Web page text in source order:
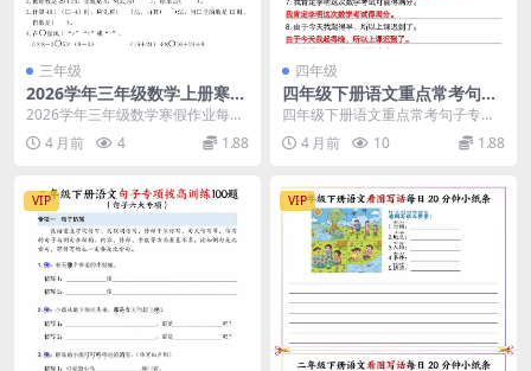
三年级
2026学年三年级数学上册寒假
作业每日一练30天复习预习电
子档（附答案60页）
2026学年三年级数学寒假作业每日
一练：30天复习与预习资料 面对即
将到来的假期...
4 月前 4 1.88
四年级
四年级下册语文重点常考句子
专项练习：同步教材句式变换
与修辞运用强化训练
四年级下册语文重点常考句子专
项：提升语言综合运用能力 在四年
级下册语文的学习中，...
4 月前 10 1.88
VIP VIP